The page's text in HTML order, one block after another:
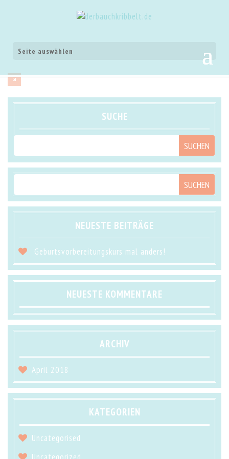
Seite auswählen
SUCHE
NEUESTE BEITRÄGE
Geburtsvorbereitungskurs mal anders!
NEUESTE KOMMENTARE
ARCHIV
April 2018
KATEGORIEN
Uncategorised
Uncategorized